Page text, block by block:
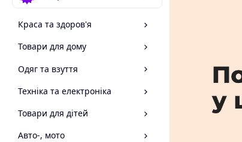
Краса та здоров'я
Товари для дому
Одяг та взуття
Техніка та електроніка
Товари для дітей
Авто-, мото